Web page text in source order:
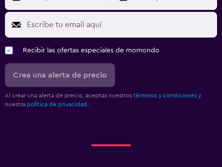
Recibir las ofertas especiales de momondo
Crea una alerta de precio
Al crear una alerta de precio, aceptas nuestros términos y condiciones y
nuestra política de privacidad.